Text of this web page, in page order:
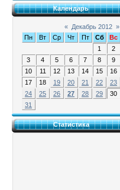
Календарь
« Декабрь 2012 »
Пн
Вт Ср Чт Пт Сб
Вс
1
2
3
4 5 6 7 8
9
10
11 12 13 14 15
16
17
18 19 20 21 22
23
24
25 26 27 28 29
30
31
Статистика